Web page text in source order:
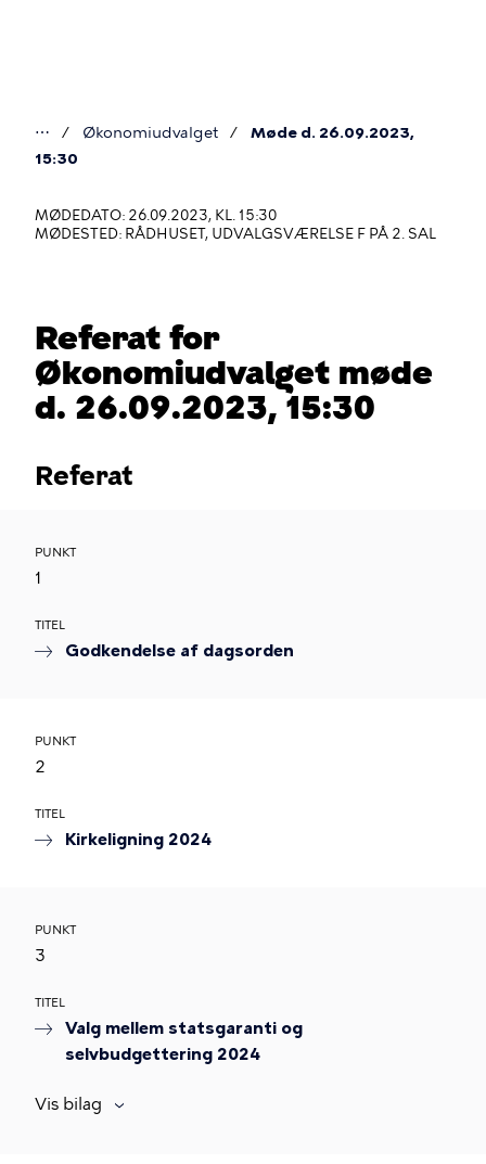
Du
her
⋯ Økonomiudvalget
Møde d. 26.09.2023,
15:30
MØDEDATO: 26.09.2023, KL. 15:30
MØDESTED: RÅDHUSET, UDVALGSVÆRELSE F PÅ 2. SAL
Referat for
Økonomiudvalget møde
d. 26.09.2023, 15:30
Referat
PUNKT
1
TITEL
Godkendelse af dagsorden
PUNKT
2
TITEL
Kirkeligning 2024
PUNKT
3
TITEL
Valg mellem statsgaranti og
selvbudgettering 2024
Vis bilag